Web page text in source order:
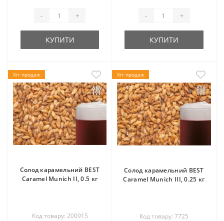
- +
КУПИТИ
- +
КУПИТИ
Хіт продаж
Солод карамельний BEST
Caramel Munich II, 0.5 кг
Код товару: 200915
Хіт продаж
Солод карамельний BEST
Caramel Munich III, 0.25 кг
Код товару: 7725